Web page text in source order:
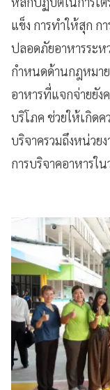
แข็ง การทำให้สุก ก
ปลอดภัยอาหารระห
กำหนดด้านกฎหมา
อาหารที่แจกจ่ายยัง
บริโภค ช่วยให้เกิด
บริจาครวมถึงหน่วย
การบริจาคอาหารใน